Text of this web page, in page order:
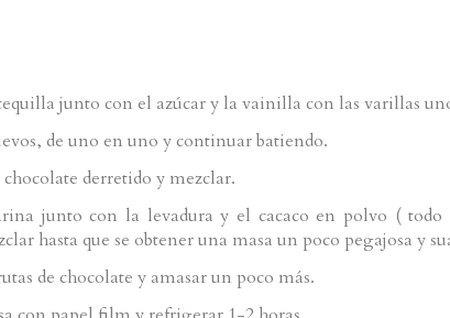
junto con el azúcar y la vainilla con las varillas
de uno en uno y continuar batiendo.
derretido y mezclar.
junto con la levadura y el cacaco en polvo ( todo
hasta que se obtener una masa un poco pegajosa y
de chocolate y amasar un poco más.